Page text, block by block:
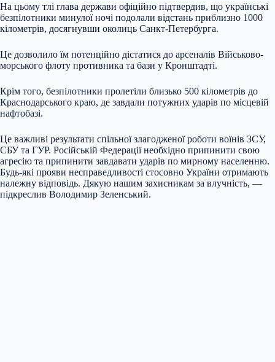
На цьому тлі глава держави офіційно підтвердив, що українські
безпілотники минулої ночі подолали відстань приблизно 1000
кілометрів, досягнувши околиць Санкт-Петербурга.
Це дозволило їм потенційно дістатися до арсеналів Військово-
морського флоту противника та бази у Кронштадті.
Крім того, безпілотники пролетіли близько 500 кілометрів до
Краснодарського краю, де завдали потужних ударів по місцевій
нафтобазі.
Це важливі результати спільної злагодженої роботи воїнів ЗСУ,
СБУ та ГУР. Російській Федерації необхідно припинити свою
агресію та припинити завдавати ударів по мирному населенню.
Будь-які прояви несправедливості стосовно України отримають
належну відповідь. Дякую нашим захисникам за влучність, —
підкреслив Володимир Зеленський.